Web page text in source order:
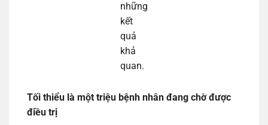
những
kết
quả
khả
quan.
Tối thiểu là một triệu bệnh nhân đang chờ được
điều trị